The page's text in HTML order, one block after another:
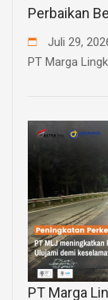
Perbaikan
Juli 29,
PT Marga
PT Marga